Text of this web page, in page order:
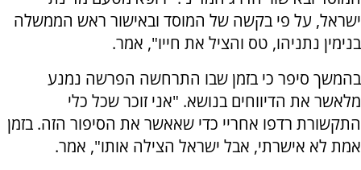
ישראל, על פי בקשה של המוסד ובאישור ראש הממשלה
בנימין נתניהו, טס והציל את חייו", אמר.
בהמשך סיפר כי בזמן שבו התרחשה הפרשה נמנע
מלאשר את הדיווחים בנושא. "אני זוכר שכל כלי
התקשורת רדפו אחריי כדי שאאשר את הסיפור הזה. בזמן
אמת לא אישרתי, אבל ישראל הצילה אותו", אמר.